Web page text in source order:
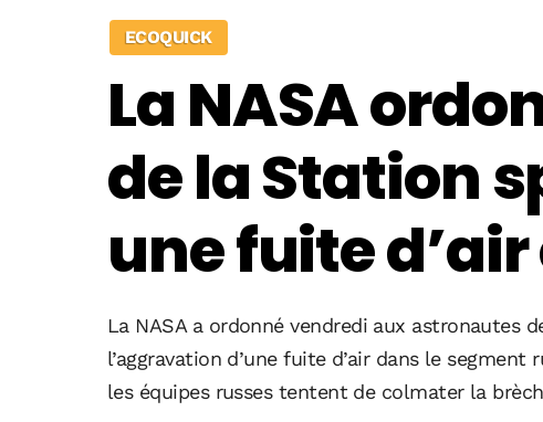
ECOQUICK
La NASA
de la Station
une fuite
La NASA a ordonné vendredi aux astronautes
l’aggravation d’une fuite d’air dans le
les équipes russes tentent de colmater la